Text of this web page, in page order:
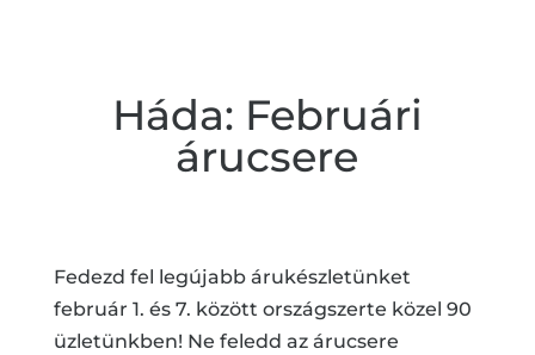
Háda: Februári
árucsere
Fedezd fel legújabb árukészletünket
február 1. és 7. között országszerte közel 90
üzletünkben! Ne feledd az árucsere